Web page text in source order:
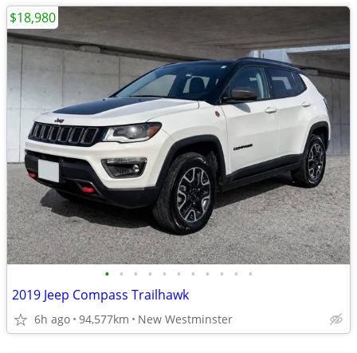
• • • • • • • • • • •
2019 Jeep Compass Trailhawk
6h ago 94,577km New Westminster
$18,980